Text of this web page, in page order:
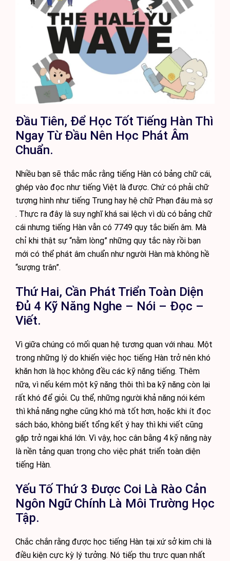
Đầu Tiên, Để Học Tốt Tiếng Hàn Thì
Ngay Từ Đầu Nên Học Phát Âm
Chuẩn.
Nhiều bạn sẽ thắc mắc rằng tiếng Hàn có bảng chữ cái,
ghép vào đọc như tiếng Việt là được. Chứ có phải chữ
tượng hình như tiếng Trung hay hệ chữ Phạn đâu mà sợ
. Thực ra đây là suy nghĩ khá sai lệch vì dù có bảng chữ
cái nhưng tiếng Hàn vẫn có 7749 quy tắc biến âm. Mà
chỉ khi thật sự “nằm lòng” những quy tắc này rồi bạn
mới có thể phát âm chuẩn như người Hàn mà không hề
“sượng trân”.
Thứ Hai, Cần Phát Triển Toàn Diện
Đủ 4 Kỹ Năng Nghe – Nói – Đọc –
Viết.
Vì giữa chúng có mối quan hệ tương quan với nhau. Một
trong những lý do khiến việc học tiếng Hàn trở nên khó
khăn hơn là học không đều các kỹ năng tiếng. Thêm
nữa, vì nếu kém một kỹ năng thôi thì ba kỹ năng còn lại
rất khó để giỏi. Cụ thể, những người khả năng nói kém
thì khả năng nghe cũng khó mà tốt hơn, hoặc khi ít đọc
sách báo, không biết tổng kết ý hay thì khi viết cũng
gặp trở ngại khá lớn. Vì vậy, học cân bằng 4 kỹ năng này
là nền tảng quan trọng cho việc phát triển toàn diện
tiếng Hàn.
Yếu Tố Thứ 3 Được Coi Là Rào Cản
Ngôn Ngữ Chính Là Môi Trường Học
Tập.
Chắc chắn rằng được học tiếng Hàn tại xứ sở kim chi là
điều kiện cực kỳ lý tưởng. Nó tiếp thu trực quan nhất